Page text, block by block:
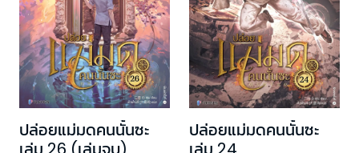
ปล่อยแม่มดคนนั้นซะ
ปล่อยแม่มดคนนั้นซะ